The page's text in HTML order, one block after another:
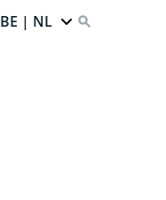
BE | NL